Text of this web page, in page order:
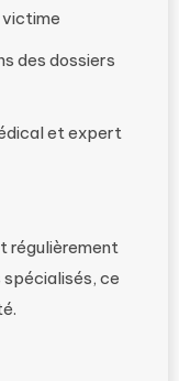
victime
des dossiers
et expert
régulièrement
ce